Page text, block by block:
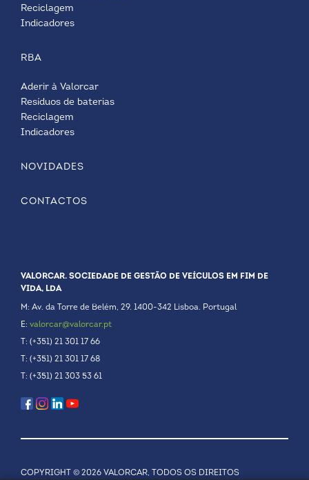
Reciclagem
Indicadores
RBA
Aderir à Valorcar
Resíduos de baterias
Reciclagem
Indicadores
NOVIDADES
CONTACTOS
VALORCAR. SOCIEDADE DE GESTÃO DE VEÍCULOS EM FIM DE
VIDA, LDA
M: Av. da Torre de Belém, 29. 1400-342 Lisboa. Portugal
E: valorcar@valorcar.pt
T: (+351) 21 301 17 66
T: (+351) 21 301 17 68
T: (+351) 21 303 53 61
COPYRIGHT © 2026 VALORCAR, TODOS OS DIREITOS